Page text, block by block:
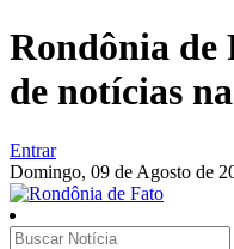
Rondônia de
de notícias
Entrar
Domingo, 09 de Agosto de